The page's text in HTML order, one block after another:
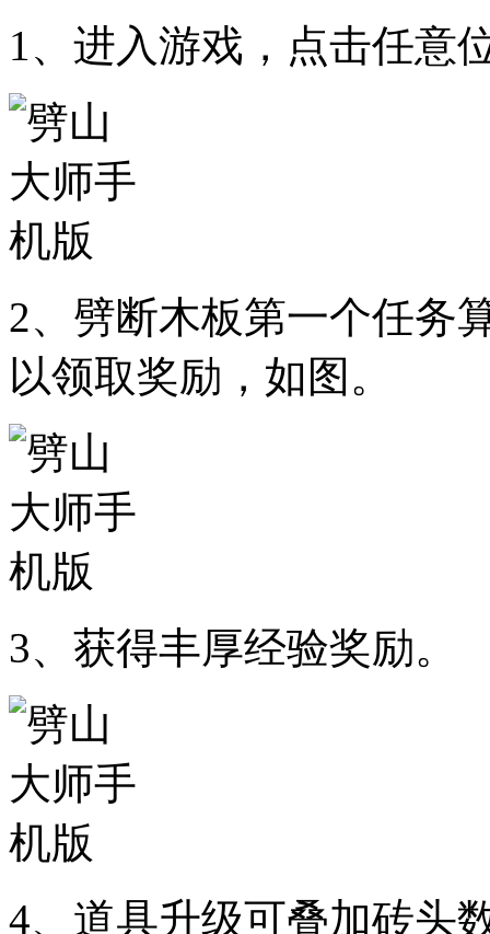
1、进入游戏，点击任意
2、劈断木板第一个任务
以领取奖励，如图。
3、获得丰厚经验奖励。
4、道具升级可叠加砖头